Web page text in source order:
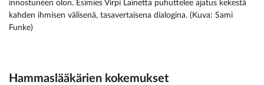
innostuneen olon. Esimies ­Virpi Lainetta puhuttelee ajatus kekestä
kahden ihmisen välisenä, tasavertaisena dialogina. (Kuva: Sami
Funke)
Hammaslääkärien kokemukset